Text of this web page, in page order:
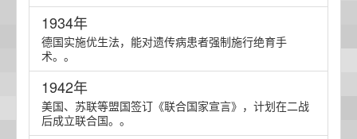
1934年
德国实施优生法，能对遗传病患者强制施行绝育手
术。。
1942年
美国、苏联等盟国签订《联合国家宣言》，计划在二战
后成立联合国。。